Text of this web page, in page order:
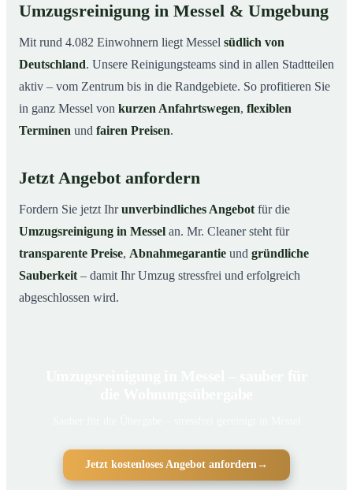
Umzugsreinigung in Messel & Umgebung
Mit rund 4.082 Einwohnern liegt Messel südlich von
Deutschland. Unsere Reinigungsteams sind in allen Stadtteilen
aktiv – vom Zentrum bis in die Randgebiete. So profitieren Sie
in ganz Messel von kurzen Anfahrtswegen, flexiblen
Terminen und fairen Preisen.
Jetzt Angebot anfordern
Fordern Sie jetzt Ihrunverbindliches Angebot für die
Umzugsreinigung in Messel an. Mr. Cleaner steht für
transparente Preise, Abnahmegarantie und gründliche
Sauberkeit – damit Ihr Umzug stressfrei und erfolgreich
abgeschlossen wird.
Jetzt kostenloses Angebot anfordern →